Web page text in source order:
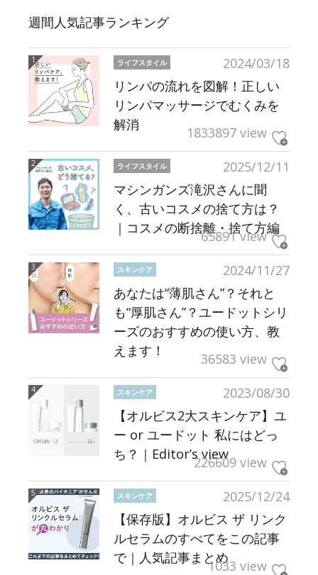
週間人気記事ランキング
2024/03/18
ライフスタイル
リンパの流れを図解！正しい
リンパマッサージでむくみを
解消
1833897 view
2025/12/11
ライフスタイル
マシンガンズ滝沢さんに聞
く、古いコスメの捨て方は？
｜コスメの断捨離・捨て方編
65891 view
2024/11/27
スキンケア
あなたは“薄肌さん”？それと
も“厚肌さん”？ユードットシリ
ーズのおすすめの使い方、教
えます！
36583 view
2023/08/30
スキンケア
【オルビス2大スキンケア】ユ
ー or ユードット 私にはどっ
ち？｜Editor’s view226609 view
2025/12/24
スキンケア
【保存版】オルビス ザ リンク
ルセラムのすべてをこの記事
で｜人気記事まとめ1033 view